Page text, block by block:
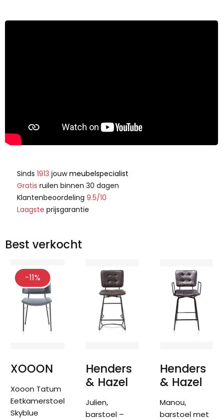
Sinds 1913 jouwmeubelspecialist
Gratis ruilen binnen 30 dagen
Klantenbeoordeling 9.5/10
Laagste prijsgarantie
Best verkocht
-11%
XOOON
Xooon Tatum
Eetkamerstoel
Skyblue
Henders
& Hazel
Julien,
barstoel –
Henders
& Hazel
Manou,
barstoel met